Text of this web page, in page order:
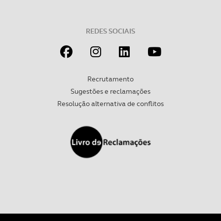
Consulte a política de cookies do site.
REDES SOCIAIS
Recrutamento
Sugestões e reclamações
Resolução alternativa de conflitos